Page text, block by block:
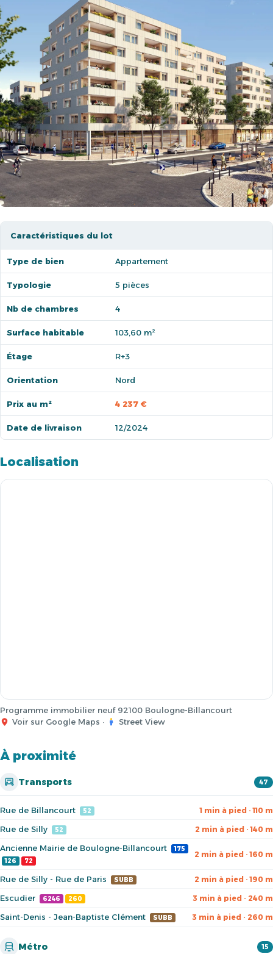
Caractéristiques du lot
Type de bien Appartement
Typologie 5 pièces
Nb de chambres 4
Surface habitable 103,60 m²
Étage R+3
Orientation Nord
Prix au m² 4 237 €
Date de livraison 12/2024
Localisation
Programme immobilier neuf 92100 Boulogne-Billancourt
Voir sur Google Maps · Street View
À proximité
Transports 47
Rue de Billancourt 52 1 min à pied · 110 m
Rue de Silly 52 2 min à pied · 140 m
Ancienne Mairie de Boulogne-Billancourt
175
126
72
2 min à pied · 160 m
Rue de Silly - Rue de Paris SUBB 2 min à pied · 190 m
Escudier 6246 260 3 min à pied · 240 m
Saint-Denis - Jean-Baptiste Clément SUBB 3 min à pied · 260 m
Métro 15